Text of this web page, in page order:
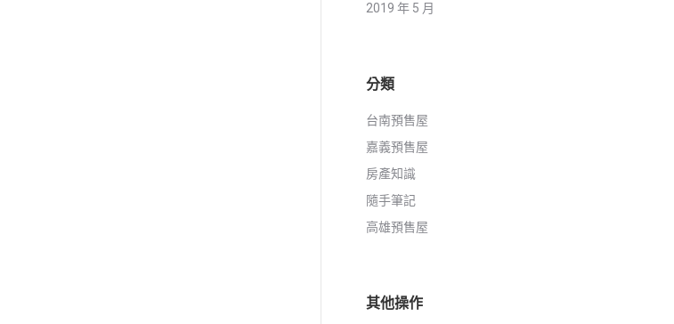
2019 年 5 月
分類
台南預售屋
嘉義預售屋
房產知識
隨手筆記
高雄預售屋
其他操作